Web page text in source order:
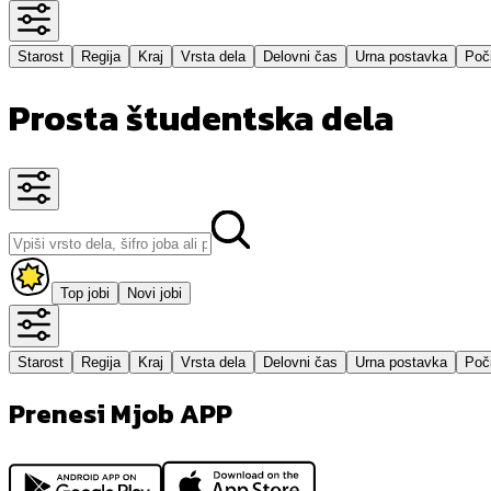
Starost Regija Kraj Vrsta dela Delovni čas Urna postavka
Prosta študentska dela
Top jobi Novi jobi
Starost Regija Kraj Vrsta dela Delovni čas Urna postavka
Prenesi Mjob APP